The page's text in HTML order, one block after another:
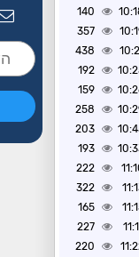
140
357
438
192
159
258
203
193
222
322
165
227
220